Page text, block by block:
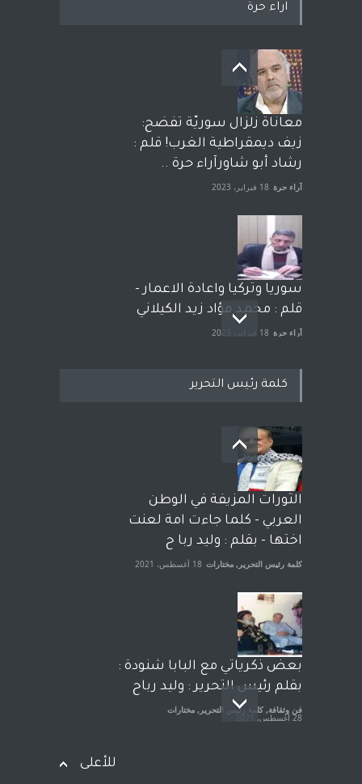
اراء حرة
معاناة زلزال سوريّة تفضح:
زيف ديمقراطية الغرب! قلم :
رشاد أبو شاورآراء حرة ..
آراء حرة 18 فبراير، 2023
سوريا وتركيا واعادة الاعمار -
قلم : محمد فؤاد زيد الكيلاني
آراء حرة 18 فبراير، 2023
بعد معارك قضائية طاحنة كتب
وترافع فيها بنفسه مرة اخرى..
الشيخ طارق يوسف يقهر
الحكومة الأمريكية ، فأعطوه
الجنسية عن يد وهم صاغرون،
آراء حرة مختارات 7 أبريل، 2023
كلمة رئيس التحرير
الثورات المزيفة في الوطن
العربي - كلما جاءت امة لعنت
اختها - بقلم : وليد ربا ح
كلمة رئيس التحرير , مختارات 18 أغسطس، 2021
بعض ذكرياتي مع البابا شنودة :
بقلم رئيس التحرير : وليد رباح
فن وثقافة, كلمة رئيس التحرير , مختارات
28 أغسطس، 2021
للأعلى